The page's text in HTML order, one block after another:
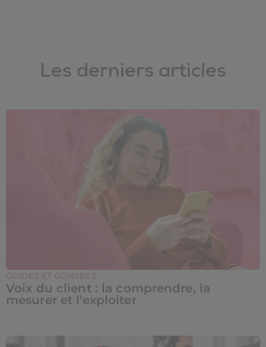
Les derniers articles
GUIDES ET CONSEILS
Voix du client : la comprendre, la
mesurer et l’exploiter